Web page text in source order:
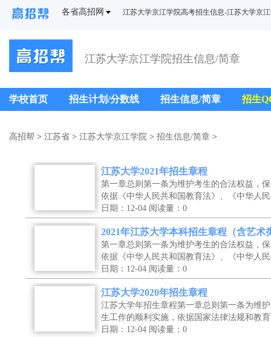
各省高招网 江苏大学京江学院高考招生信息-江苏大学京
江苏大学京江学院招生信息/简章
学校首页 招生计划/分数线 招生信息/简章 招生
高招帮 > 江苏省 > 江苏大学京江学院 > 招生信息/简章 >
江苏大学2021年招生章程
第一章总则第一条为维护考生的合法权益，
依据《中华人民共和国教育法》、《中华人
日期：12-04 阅读量：0
2021年江苏大学本科招生章程（含艺术
第一章总则第一条为维护考生的合法权益，
依据《中华人民共和国教育法》、《中华人
日期：12-04 阅读量：0
江苏大学2020年招生章程
江苏大学年招生章程第一章总则第一条为维
生工作的顺利实施，依据国家法律法规和教
日期：12-04 阅读量：0